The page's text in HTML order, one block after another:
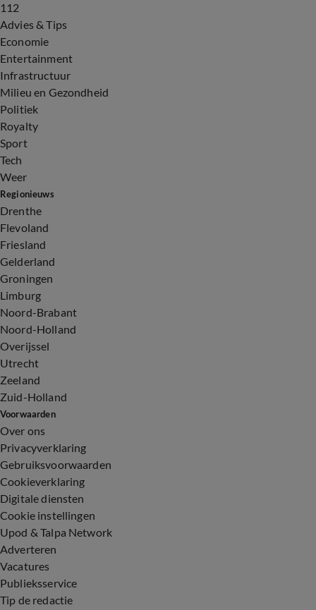
112
Advies & Tips
Economie
Entertainment
Infrastructuur
Milieu en Gezondheid
Politiek
Royalty
Sport
Tech
Weer
Regionieuws
Drenthe
Flevoland
Friesland
Gelderland
Groningen
Limburg
Noord-Brabant
Noord-Holland
Overijssel
Utrecht
Zeeland
Zuid-Holland
Voorwaarden
Over ons
Privacyverklaring
Gebruiksvoorwaarden
Cookieverklaring
Digitale diensten
Cookie instellingen
Upod & Talpa Network
Adverteren
Vacatures
Publieksservice
Tip de redactie